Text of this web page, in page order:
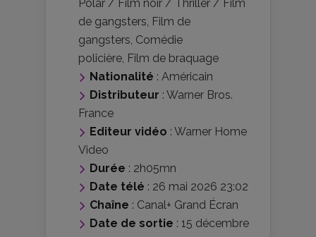
Polar / Film noir / Thriller / Film
de gangsters, Film de
gangsters, Comédie
policière, Film de braquage
Nationalité : Américain
Distributeur : Warner Bros.
France
Editeur vidéo : Warner Home
Video
Durée : 2h05mn
Date télé : 26 mai 2026 23:02
Chaîne : Canal+ Grand Écran
Date de sortie : 15 décembre